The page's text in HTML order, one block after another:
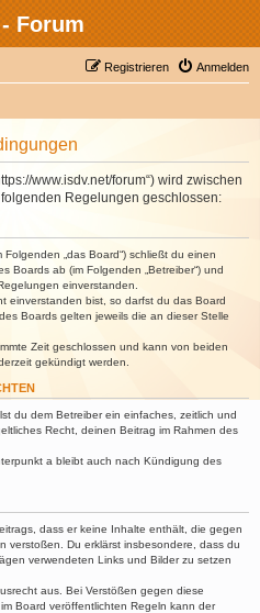
Forum
Anmelden
Registrieren
www.isdv.net/forum“) wird zwischen
Regelungen geschlossen:
Folgenden „das Board“) schließt du einen
Boards ab (im Folgenden „Betreiber“) und
einverstanden.
einverstanden bist, so darfst du das Board
Boards gelten jeweils die an dieser Stelle
Zeit geschlossen und kann von beiden
gekündigt werden.
du dem Betreiber ein einfaches, zeitlich und
Recht, deinen Beitrag im Rahmen des
a bleibt auch nach Kündigung des
dass er keine Inhalte enthält, die gegen
verstoßen. Du erklärst insbesondere, dass du
verwendeten Links und Bilder zu setzen
aus. Bei Verstößen gegen diese
Board veröffentlichten Regeln kann der